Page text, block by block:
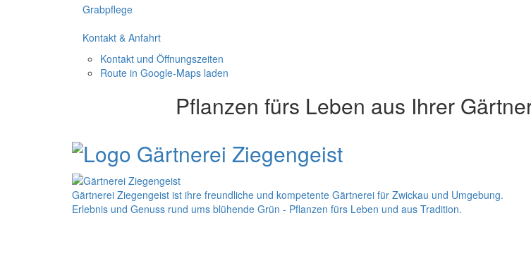
Grabpflege
Kontakt & Anfahrt
Kontakt und Öffnungszeiten
Route in Google-Maps laden
Pflanzen fürs Leben aus Ihrer
Gärtnerei Ziegengeist ist ihre freundliche und kompetente Gärtnerei für Zwickau und Umgebung.
Erlebnis und Genuss rund ums blühende Grün - Pflanzen fürs Leben und aus Tradition.